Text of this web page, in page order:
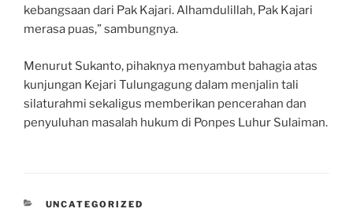
kebangsaan dari Pak Kajari. Alhamdulillah, Pak Kajari
merasa puas,” sambungnya.
Menurut Sukanto, pihaknya menyambut bahagia atas
kunjungan Kejari Tulungagung dalam menjalin tali
silaturahmi sekaligus memberikan pencerahan dan
penyuluhan masalah hukum di Ponpes Luhur Sulaiman.
CATEGORIES
UNCATEGORIZED